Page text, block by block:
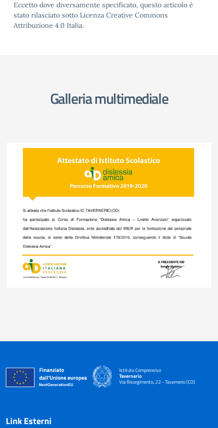
Eccetto dove diversamente specificato, questo articolo è
stato rilasciato sotto Licenza Creative Commons
Attribuzione 4.0 Italia.
Galleria multimediale
Istituto Comprensivo
Tavernerio
Via Risorgimento, 22 - Tavernerio (CO)
— Visita la pagina iniziale della scuola
Link Esterni